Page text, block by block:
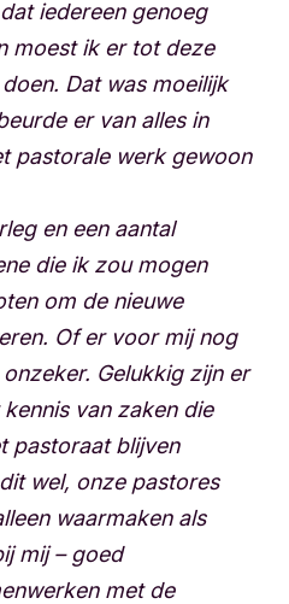
iedereen genoeg
moest ik er tot deze
Dat was moeilijk
er van alles in
pastorale werk gewoon
en een aantal
die ik zou mogen
om de nieuwe
Of er voor mij nog
Gelukkig zijn er
van zaken die
pastoraat blijven
wel, onze pastores
waarmaken als
mij – goed
met de